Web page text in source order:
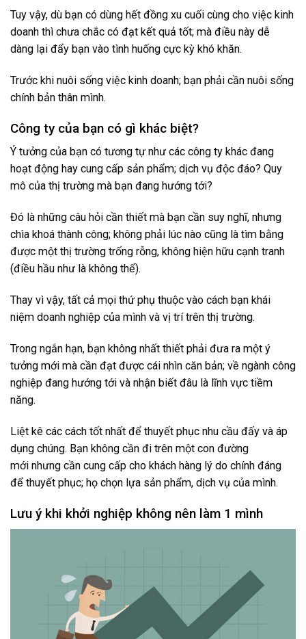
Tuy vậy, dù bạn có dùng hết đồng xu cuối cùng cho việc kinh
doanh thì chưa chắc có đạt kết quả tốt; mà điều này dễ
dàng lại đẩy bạn vào tình huống cực kỳ khó khăn.
Trước khi nuôi sống việc kinh doanh; bạn phải cần nuôi sống
chính bản thân mình.
Công ty của bạn có gì khác biệt?
Ý tưởng của bạn có tương tự như các công ty khác đang
hoạt động hay cung cấp sản phẩm; dịch vụ độc đáo? Quy
mô của thị trường mà bạn đang hướng tới?
Đó là những câu hỏi cần thiết mà bạn cần suy nghĩ, nhưng
chìa khoá thành công; không phải lúc nào cũng là tìm bằng
được một thị trường trống rỗng, không hiện hữu cạnh tranh
(điều hầu như là không thể).
Thay vì vậy, tất cả mọi thứ phụ thuộc vào cách bạn khái
niệm doanh nghiệp của mình và vị trí trên thị trường.
Trong ngắn hạn, bạn không nhất thiết phải đưa ra một ý
tưởng mới mà cần đạt được cái nhìn căn bản; về ngành công
nghiệp đang hướng tới và nhận biết đâu là lĩnh vực tiềm
năng.
Liệt kê các cách tốt nhất để thuyết phục nhu cầu đấy và áp
dụng chúng. Bạn không cần đi trên một con đường
mới nhưng cần cung cấp cho khách hàng lý do chính đáng
để thuyết phục; họ chọn lựa sản phẩm, dịch vụ của mình.
Lưu ý khi khởi nghiệp không nên làm 1 mình